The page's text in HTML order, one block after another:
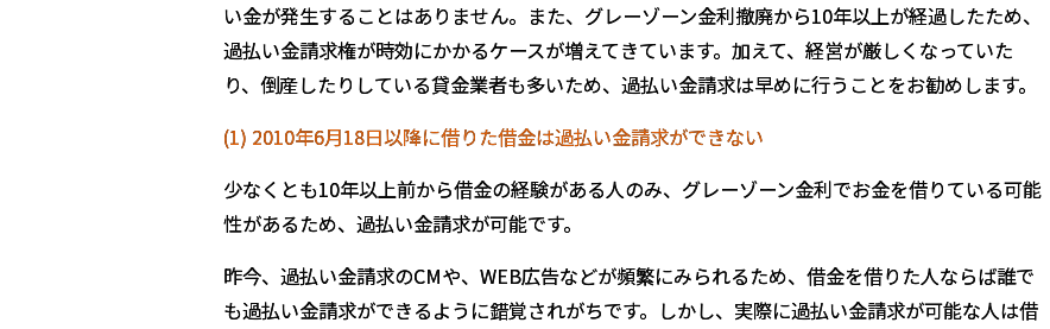
い金が発生することはありません。また、グレーゾーン金利撤廃から10年以上が経過したため、
過払い金請求権が時効にかかるケースが増えてきています。加えて、経営が厳しくなっていた
り、倒産したりしている貸金業者も多いため、過払い金請求は早めに行うことをお勧めします。
(1) 2010年6月18日以降に借りた借金は過払い金請求ができない
少なくとも10年以上前から借金の経験がある人のみ、グレーゾーン金利でお金を借りている可能
性があるため、過払い金請求が可能です。
昨今、過払い金請求のCMや、WEB広告などが頻繁にみられるため、借金を借りた人ならば誰で
も過払い金請求ができるように錯覚されがちです。しかし、実際に過払い金請求が可能な人は借